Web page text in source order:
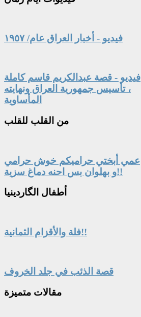
فيديو - أخبار العراق عام/ ١٩٥٧
فيديو - قصة عبدالكريم قاسم كاملة
، تأسيس جمهورية العراق ونهايته
المأساوية
من القلب للقلب
عمي أبختي حراميكم خوش حرامي
و بهلوان بس احنه دماغ سزية!!
أطفال الگاردينيا
فلة والأقزام الثمانية!!
قصة الذئب في جلد الخروف
مقالات متميزة